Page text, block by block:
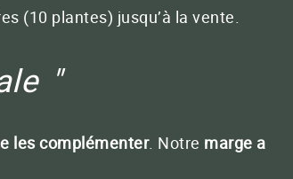
(10 plantes) jusqu’à la vente.
les complémenter. Notre marge a